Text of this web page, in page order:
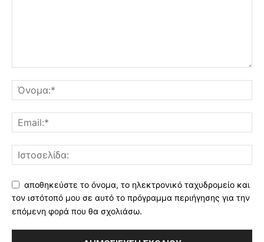
αποθηκεύστε το όνομα, το ηλεκτρονικό ταχυδρομείο και
τον ιστότοπό μου σε αυτό το πρόγραμμα περιήγησης για την
επόμενη φορά που θα σχολιάσω.